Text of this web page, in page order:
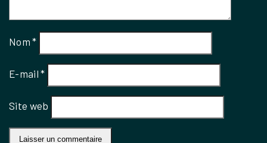
Nom*
E-mail*
Site web